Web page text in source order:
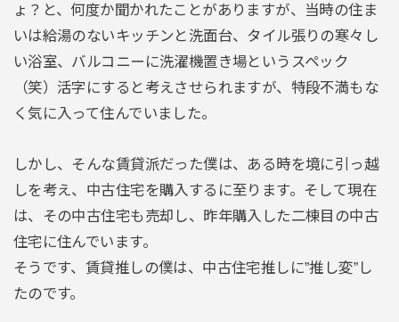
ょ？と、何度か聞かれたことがありますが、当時の住ま
いは給湯のないキッチンと洗面台、タイル張りの寒々し
い浴室、バルコニーに洗濯機置き場というスペック
（笑）活字にすると考えさせられますが、特段不満もな
く気に入って住んでいました。
しかし、そんな賃貸派だった僕は、ある時を境に引っ越
しを考え、中古住宅を購入するに至ります。そして現在
は、その中古住宅も売却し、昨年購入した二棟目の中古
住宅に住んでいます。
そうです、賃貸推しの僕は、中古住宅推しに”推し変”し
たのです。